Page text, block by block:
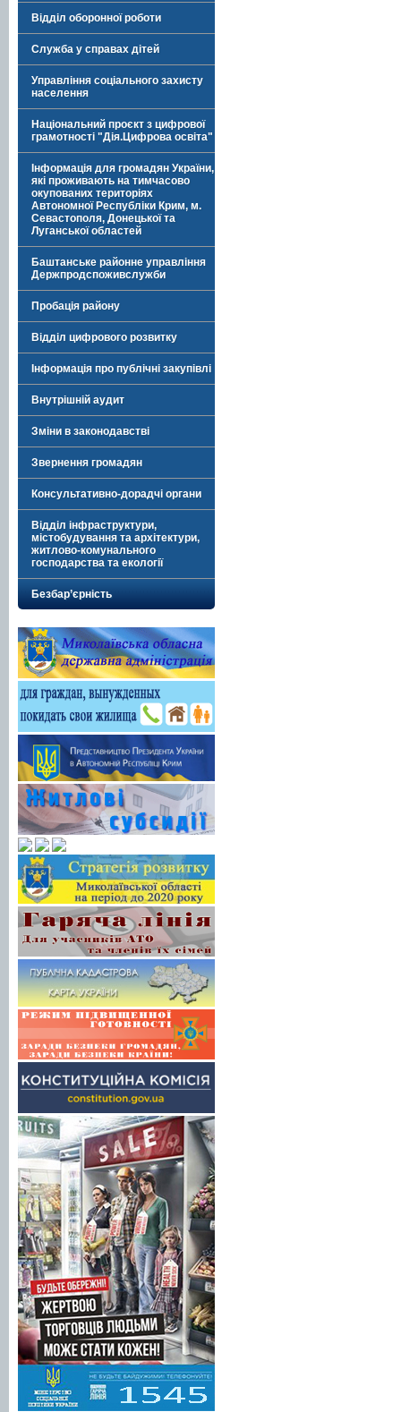
Відділ оборонної роботи
Служба у справах дітей
Управління соціального захисту
населення
Національний проєкт з цифрової
грамотності "Дія.Цифрова освіта"
Інформація для громадян України,
які проживають на тимчасово
окупованих територіях
Автономної Республіки Крим, м.
Севастополя, Донецької та
Луганської областей
Баштанське районне управління
Держпродспоживслужби
Пробація району
Відділ цифрового розвитку
Інформація про публічні закупівлі
Внутрішній аудит
Зміни в законодавстві
Звернення громадян
Консультативно-дорадчі органи
Відділ інфраструктури,
містобудування та архітектури,
житлово-комунального
господарства та екології
Безбар’єрність